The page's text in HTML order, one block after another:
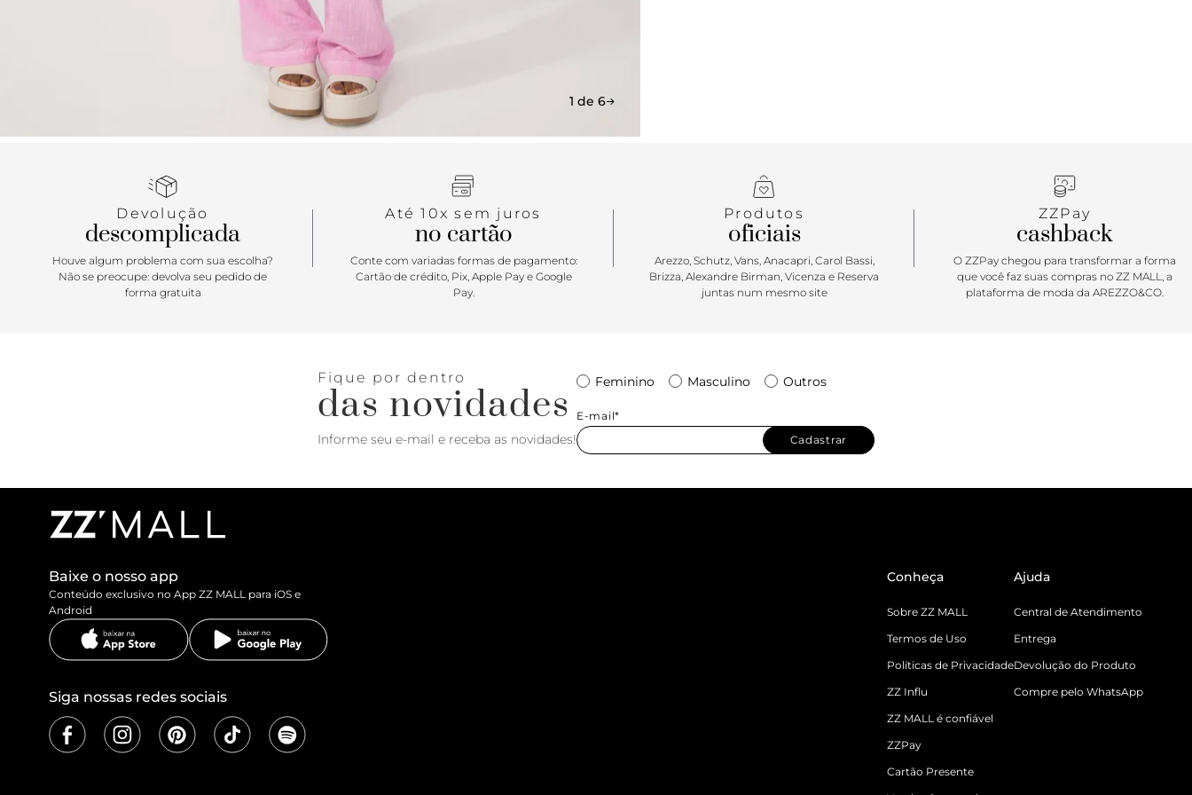
1 de 6
Devolução
descomplicada
Houve algum problema com sua escolha?
Não se preocupe: devolva seu pedido de
forma gratuita
Até 10x sem juros
no cartão
Conte com variadas formas de pagamento:
Cartão de crédito, Pix, Apple Pay e Google
Pay.
Produtos
oficiais
Arezzo, Schutz, Vans, Anacapri, Carol Bassi,
Brizza, Alexandre Birman, Vicenza e Reserva
juntas num mesmo site
ZZPay
cashback
O ZZPay chegou para transformar a forma
que você faz suas compras no ZZ MALL, a
plataforma de moda da AREZZO&CO.
Fique por dentro
das novidades
Informe seu e-mail e receba as novidades!
Feminino Masculino Outros
E-mail*
Cadastrar
Baixe o nosso app
Conteúdo exclusivo no App ZZ MALL para iOS e
Android
Siga nossas redes sociais
Conheça
Sobre ZZ MALL
Termos de Uso
Políticas de Privacidade
ZZ Influ
ZZ MALL é confiável
ZZPay
Cartão Presente
Ajuda
Central de Atendimento
Entrega
Devolução do Produto
Compre pelo WhatsApp